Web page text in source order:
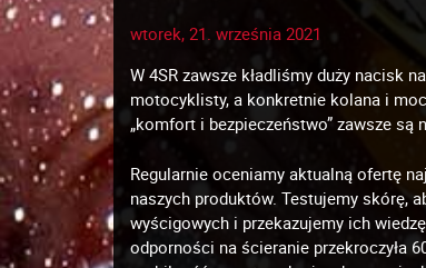
wtorek, 21. września 2021
W 4SR zawsze kładliśmy duży nacisk
motocyklisty, a konkretnie kolana i
„komfort i bezpieczeństwo” zawsze są
Regularnie oceniamy aktualną ofertę
naszych produktów. Testujemy skórę,
wyścigowych i przekazujemy ich
odporności na ścieranie przekroczyła